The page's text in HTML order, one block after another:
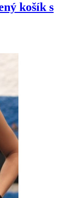
košík s